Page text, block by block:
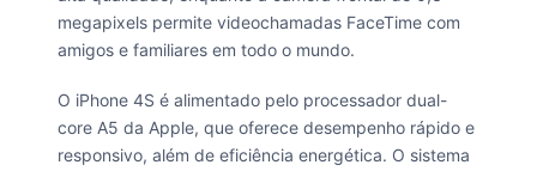
megapixels permite videochamadas FaceTime com
amigos e familiares em todo o mundo.
O iPhone 4S é alimentado pelo processador dual-
core A5 da Apple, que oferece desempenho rápido e
responsivo, além de eficiência energética. O sistema